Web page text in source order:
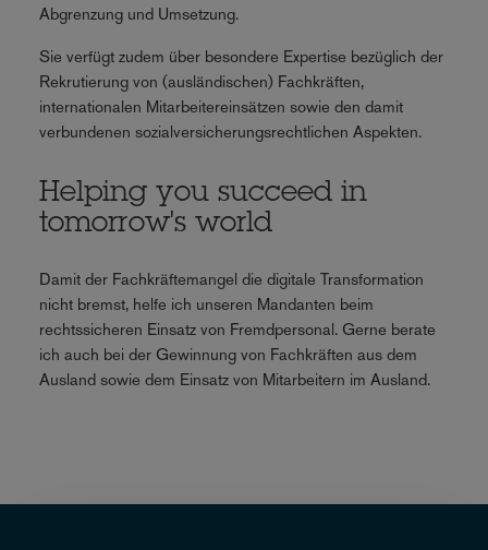
Abgrenzung und Umsetzung.
Sie verfügt zudem über besondere Expertise bezüglich der
Rekrutierung von (ausländischen) Fachkräften,
internationalen Mitarbeitereinsätzen sowie den damit
verbundenen sozialversicherungsrechtlichen Aspekten.
Helping you succeed in
tomorrow's world
Damit der Fachkräftemangel die digitale Transformation
nicht bremst, helfe ich unseren Mandanten beim
rechtssicheren Einsatz von Fremdpersonal. Gerne berate
ich auch bei der Gewinnung von Fachkräften aus dem
Ausland sowie dem Einsatz von Mitarbeitern im Ausland.